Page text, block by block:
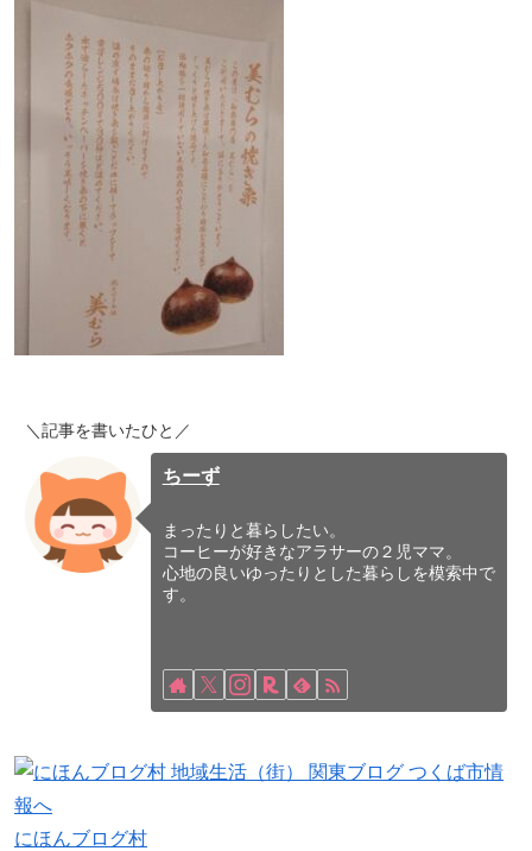
＼記事を書いたひと／
ちーず
まったりと暮らしたい。
コーヒーが好きなアラサーの２児ママ。
心地の良いゆったりとした暮らしを模索中で
す。
にほんブログ村